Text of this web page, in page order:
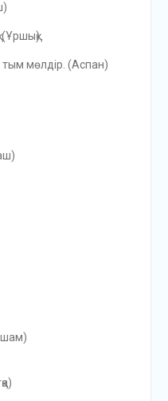
тым мөлдiр. (Аспан)